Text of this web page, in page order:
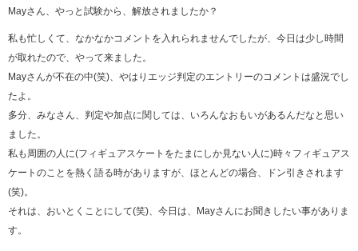
Mayさん、やっと試験から、解放されましたか？
私も忙しくて、なかなかコメントを入れられませんでしたが、今日は少し時間
が取れたので、やって来ました。
Mayさんが不在の中(笑)、やはりエッジ判定のエントリーのコメントは盛況でし
たよ。
多分、みなさん、判定や加点に関しては、いろんなおもいがあるんだなと思い
ました。
私も周囲の人に(フィギュアスケートをたまにしか見ない人に)時々フィギュアス
ケートのことを熱く語る時がありますが、ほとんどの場合、ドン引きされます
(笑)。
それは、おいとくことにして(笑)、今日は、Mayさんにお聞きしたい事がありま
す。